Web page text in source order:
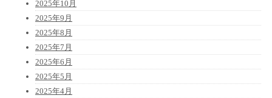
2025年10月
2025年9月
2025年8月
2025年7月
2025年6月
2025年5月
2025年4月